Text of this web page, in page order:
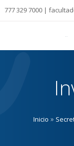
777 329 7000 |
Inicio »